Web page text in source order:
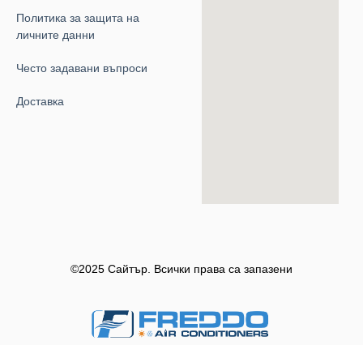
Политика за защита на
личните данни
Често задавани въпроси
Доставка
©2025 Сайтър. Всички права са запазени